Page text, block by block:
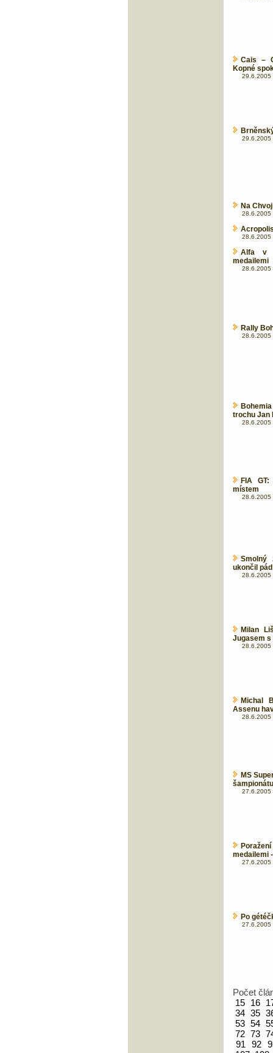
Cais –
Kopné
29.6.2005
29.6.2005
Na
28.6.2005
28.6.2005
Alfa v
medailemi
28.6.2005
Rally
28.6.2005
trochu Jan
28.6.2005
FIA
místem
28.6.2005
Smolný
ukončil pád
28.6.2005
Milan
Jugasem
28.6.2005
Michal
Assenu
28.6.2005
MS
šampionátu
27.6.2005
medailemi
27.6.2005
Po
27.6.2005
Počet
15 16
34 35
53 54
72 73
91
92